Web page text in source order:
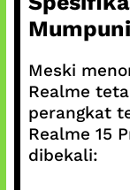
Mumpuni
Meski
Realme
perangkat
Realme 15
dibekali: